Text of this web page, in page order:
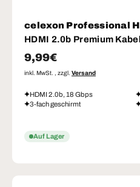
celexon Professional
HDMI 2.0b Premium Kabel
Normaler Preis
9,99€
inkl. MwSt. , zzgl. Versand
HDMI 2.0b, 18 Gbps
3-fach geschirmt
Auf Lager